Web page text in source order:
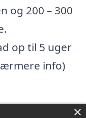
og 200 – 300
op til 5 uger
info)
×